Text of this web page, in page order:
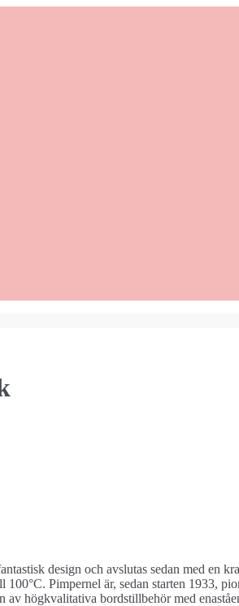
design och avslutas sedan med en
Pimpernel är, sedan starten 1933,
högkvalitativa bordstillbehör med